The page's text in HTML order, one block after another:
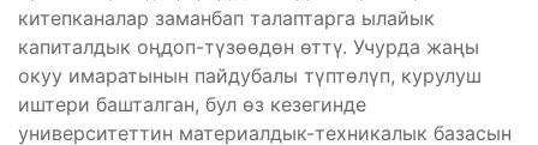
китепканалар заманбап талаптарга ылайык
капиталдык оңдоп-түзөөдөн өттү. Учурда жаңы
окуу имаратынын пайдубалы түптөлүп, курулуш
иштери башталган, бул өз кезегинде
университеттин материалдык-техникалык базасын